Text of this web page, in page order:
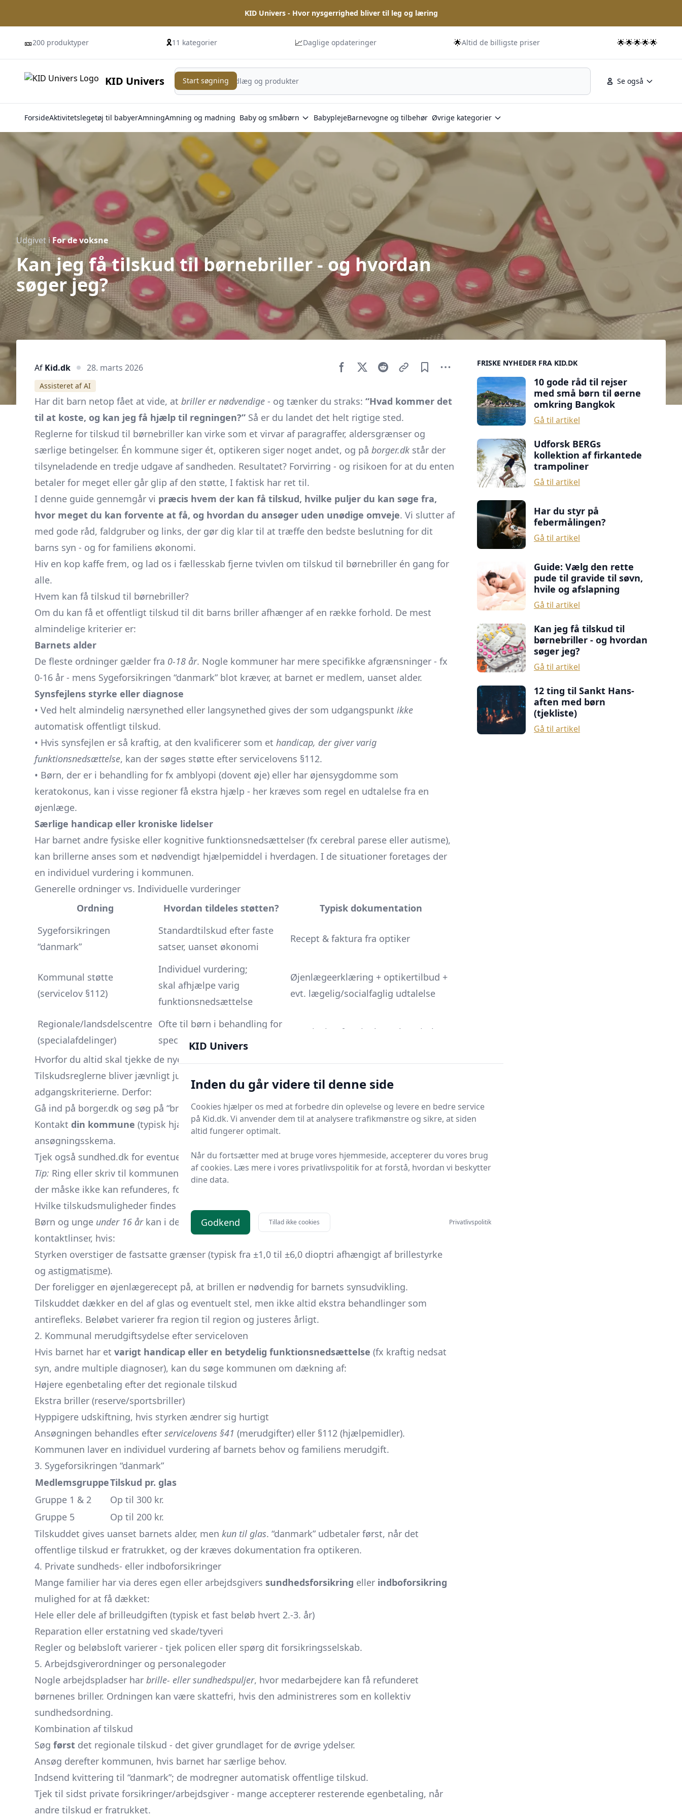
KID Univers - Hvor nysgerrighed bliver til leg og læring
🎫200 produktyper 🎗️11 kategorier 📈Daglige opdateringer 🌟Altid de billigste priser 🌟🌟🌟🌟🌟
KID Univers Se også
Start søgning
Start søgning
ForsideAktivitetslegetøj til babyerAmningAmning og madning Baby og småbørn BabyplejeBarnevogne og tilbehør Øvrige kategorier
Udgivet iFor de voksne
Kan jeg få tilskud til børnebriller - og hvordan
søger jeg?
Af Kid.dk 28. marts 2026
Assisteret af AI
Har dit barn netop fået at vide, at briller er nødvendige - og tænker du straks: “Hvad kommer det
til at koste, og kan jeg få hjælp til regningen?” Så er du landet det helt rigtige sted.
Reglerne for tilskud til børnebriller kan virke som et virvar af paragraffer, aldersgrænser og
særlige betingelser. Én kommune siger ét, optikeren siger noget andet, og på borger.dk står der
tilsyneladende en tredje udgave af sandheden. Resultatet? Forvirring - og risikoen for at du enten
betaler for meget eller går glip af den støtte, I faktisk har ret til.
I denne guide gennemgår vi præcis hvem der kan få tilskud, hvilke puljer du kan søge fra,
hvor meget du kan forvente at få, og hvordan du ansøger uden unødige omveje. Vi slutter af
med gode råd, faldgruber og links, der gør dig klar til at træffe den bedste beslutning for dit
barns syn - og for familiens økonomi.
Hiv en kop kaffe frem, og lad os i fællesskab fjerne tvivlen om tilskud til børnebriller én gang for
alle.
Hvem kan få tilskud til børnebriller?
Om du kan få et offentligt tilskud til dit barns briller afhænger af en række forhold. De mest
almindelige kriterier er:
Barnets alder
De fleste ordninger gælder fra 0-18 år. Nogle kommuner har mere specifikke afgrænsninger - fx
0-16 år - mens Sygeforsikringen “danmark” blot kræver, at barnet er medlem, uanset alder.
Synsfejlens styrke eller diagnose
• Ved helt almindelig nærsynethed eller langsynethed gives der som udgangspunkt ikke
automatisk offentligt tilskud.
• Hvis synsfejlen er så kraftig, at den kvalificerer som et handicap, der giver varig
funktionsnedsættelse, kan der søges støtte efter servicelovens §112.
• Børn, der er i behandling for fx amblyopi (dovent øje) eller har øjensygdomme som
keratokonus, kan i visse regioner få ekstra hjælp - her kræves som regel en udtalelse fra en
øjenlæge.
Særlige handicap eller kroniske lidelser
Har barnet andre fysiske eller kognitive funktionsnedsættelser (fx cerebral parese eller autisme),
kan brillerne anses som et nødvendigt hjælpemiddel i hverdagen. I de situationer foretages der
en individuel vurdering i kommunen.
Generelle ordninger vs. Individuelle vurderinger
Ordning
Hvordan tildeles støtten?
Typisk dokumentation
Sygeforsikringen
“danmark”
Standardtilskud efter faste
satser, uanset økonomi
Recept & faktura fra optiker
Kommunal støtte
(servicelov §112)
Individuel vurdering;
skal afhjælpe varig
funktionsnedsættelse
Øjenlægeerklæring + optiker­tilbud +
evt. lægelig/socialfaglig udtalelse
Regionale/landsdelscentre
(specialafdelinger)
Ofte til børn i behandling for
specifikke øjensygdomme
Henvisning fra øjenlæge/hospital
Hvorfor du altid skal tjekke de nyeste regler
Tilskudsreglerne bliver jævnligt justeret - både når det gælder beløbsgrænser og selve
adgangskriterierne. Derfor:
Gå ind på borger.dk og søg på “briller til børn” for at se de aktuelle krav.
Kontakt din kommune (typisk hjælpemiddelafdelingen) for lokale retningslinjer og
ansøgningsskema.
Tjek også sundhed.dk for eventuelle ændringer i de regionale ordninger.
Tip: Ring eller skriv til kommunen, før du bestiller brillerne. Så undgår du at stå med en regning,
der måske ikke kan refunderes, fordi kriterierne lige er blevet ændret.
Hvilke tilskudsmuligheder findes der?
Børn og unge under 16 årkan i de fleste tilfælde få et regionalt tilskud til briller eller
kontaktlinser, hvis:
Styrken overstiger de fastsatte grænser (typisk fra ±1,0 til ±6,0 dioptri afhængigt af brillestyrke
og astigmatisme).
Der foreligger en øjenlægerecept på, at brillen er nødvendig for barnets synsudvikling.
Tilskuddet dækker en del af glas og eventuelt stel, men ikke altid ekstra behandlinger som
antirefleks. Beløbet varierer fra region til region og justeres årligt.
2. Kommunal merudgifts­ydelse efter serviceloven
Hvis barnet har et varigt handicap eller en betydelig funktionsnedsættelse (fx kraftig nedsat
syn, andre multiple diagnoser), kan du søge kommunen om dækning af:
Højere egenbetaling efter det regionale tilskud
Ekstra briller (reserve/sportsbriller)
Hyppigere udskiftning, hvis styrken ændrer sig hurtigt
Ansøgningen behandles efter servicelovens §41 (merudgifter) eller §112 (hjælpemidler).
Kommunen laver en individuel vurdering af barnets behov og familiens merudgift.
3. Sygeforsikringen “danmark”
MedlemsgruppeTilskud pr. glas
Gruppe 1 & 2
Op til 300 kr.
Gruppe 5
Op til 200 kr.
Tilskuddet gives uanset barnets alder, men kun til glas. “danmark” udbetaler først, når det
offentlige tilskud er fratrukket, og der kræves dokumentation fra optikeren.
4. Private sundheds- eller indboforsikringer
Mange familier har via deres egen eller arbejdsgivers sundhedsforsikring eller indboforsikring
mulighed for at få dækket:
Hele eller dele af brilleudgiften (typisk et fast beløb hvert 2.-3. år)
Reparation eller erstatning ved skade/tyveri
Regler og beløbsloft varierer - tjek policen eller spørg dit forsikringsselskab.
5. Arbejdsgiverordninger og personalegoder
Nogle arbejdspladser har brille- eller sundhedspuljer, hvor medarbejdere kan få refunderet
børnenes briller. Ordningen kan være skattefri, hvis den administreres som en kollektiv
sundhedsordning.
Kombination af tilskud
Søg først det regionale tilskud - det giver grundlaget for de øvrige ydelser.
Ansøg derefter kommunen, hvis barnet har særlige behov.
Indsend kvittering til “danmark”; de modregner automatisk offentlige tilskud.
Tjek til sidst private forsikringer/arbejdsgiver - mange accepterer resterende egenbetaling, når
andre tilskud er fratrukket.
Sidebar
FRISKE NYHEDER FRA KID.DK
10 gode råd til rejser
med små børn til øerne
omkring Bangkok
Gå til artikel
Udforsk BERGs
kollektion af firkantede
trampoliner
Gå til artikel
Har du styr på
febermålingen?
Gå til artikel
Guide: Vælg den rette
pude til gravide til søvn,
hvile og afslapning
Gå til artikel
Kan jeg få tilskud til
børnebriller - og hvordan
søger jeg?
Gå til artikel
12 ting til Sankt Hans-
aften med børn
(tjekliste)
Gå til artikel
KID Univers
Inden du går videre til denne side
Cookies hjælper os med at forbedre din oplevelse og levere en bedre service
på Kid.dk. Vi anvender dem til at analysere trafikmønstre og sikre, at siden
altid fungerer optimalt.
Når du fortsætter med at bruge vores hjemmeside, accepterer du vores brug
af cookies. Læs mere i vores privatlivspolitik for at forstå, hvordan vi beskytter
dine data.
Godkend Tillad ikke cookies Privatlivspolitik